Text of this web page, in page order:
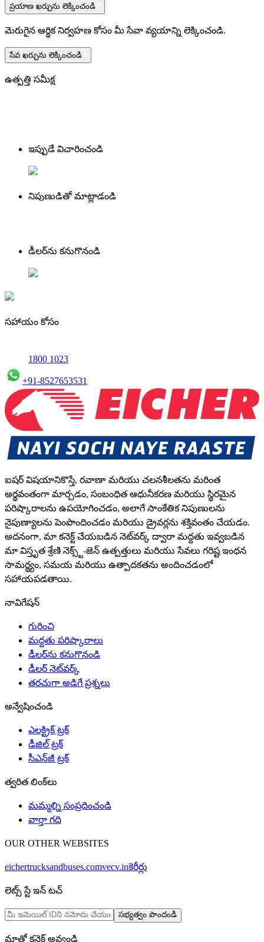
ప్రయాణ ఖర్చును లెక్కించండి
మెరుగైన ఆర్థిక నిర్వహణ కోసం మీ సేవా వ్యయాన్ని లెక్కించండి.
సేవ ఖర్చును లెక్కించండి
ఉత్పత్తి సమీక్ష
ఇప్పుడే విచారించండి
నిపుణుడితో మాట్లాడండి
డీలర్‌ను కనుగొనండి
సహాయం కోసం
1800 1023
+91-8527653531
ఐషర్ విషయానికొస్తే, రవాణా మరియు చలనశీలతను మరింత
అర్థవంతంగా మార్చడం, సంబంధిత ఆధునీకరణ మరియు స్థిరమైన
పరిష్కారాలను ఉపయోగించడం, అలాగే సాంకేతిక నిపుణులను
నైపుణ్యాలను పెంపొందించడం మరియు డ్రైవర్లను శక్తివంతం చేయడం.
అదనంగా, మా కనెక్ట్ చేయబడిన నెట్‌వర్క్ ద్వారా మద్దతు ఇవ్వబడిన
మా విస్తృత శ్రేణి నెక్స్ట్-జెన్ ఉత్పత్తులు మరియు సేవలు గరిష్ట ఇంధన
సామర్థ్యం, సమయ మరియు ఉత్పాదకతను అందించడంలో
సహాయపడతాయి.
నావిగేషన్
గురించి
మద్దతు పరిష్కారాలు
డీలర్‌ను కనుగొనండి
డీలర్ నెట్‌వర్క్
తరచుగా అడిగే ప్రశ్నలు
అన్వేషించండి
ఎలక్ట్రిక్ ట్రక్
డీజిల్ ట్రక్
సీఎన్‌జీ ట్రక్
త్వరిత లింక్‌లు
మమ్మల్ని సంప్రదించండి
వార్తా గది
OUR OTHER WEBSITES
eichertrucksandbuses.comvecv.inకెరీర్లు
లెట్స్ స్టే ఇన్ టచ్
సభ్యత్వం పొందండి
మాతో కనెక్ట్ అవ్వండి